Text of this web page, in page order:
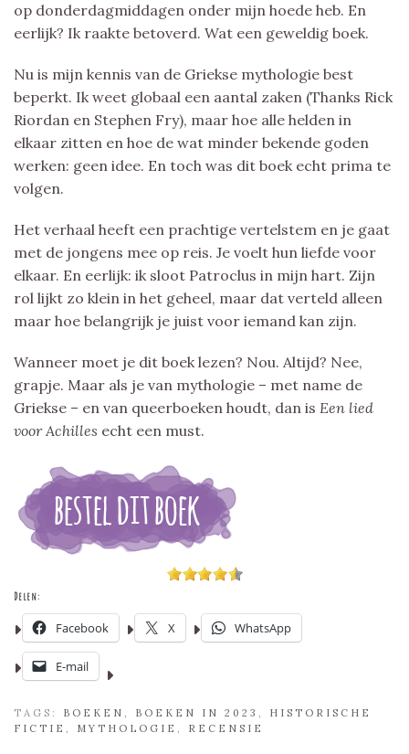
op donderdagmiddagen onder mijn hoede heb. En
eerlijk? Ik raakte betoverd. Wat een geweldig boek.
Nu is mijn kennis van de Griekse mythologie best
beperkt. Ik weet globaal een aantal zaken (Thanks Rick
Riordan en Stephen Fry), maar hoe alle helden in
elkaar zitten en hoe de wat minder bekende goden
werken: geen idee. En toch was dit boek echt prima te
volgen.
Het verhaal heeft een prachtige vertelstem en je gaat
met de jongens mee op reis. Je voelt hun liefde voor
elkaar. En eerlijk: ik sloot Patroclus in mijn hart. Zijn
rol lijkt zo klein in het geheel, maar dat verteld alleen
maar hoe belangrijk je juist voor iemand kan zijn.
Wanneer moet je dit boek lezen? Nou. Altijd? Nee,
grapje. Maar als je van mythologie – met name de
Griekse – en van queerboeken houdt, dan is Een lied
voor Achilles echt een must.
Delen:
Facebook X WhatsApp
E-mail
TAGS: BOEKEN , BOEKEN IN 2023 , HISTORISCHE
FICTIE , MYTHOLOGIE , RECENSIE